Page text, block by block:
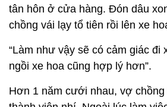
tân hôn ở cửa hàng. Đón dâu
chồng vái lạy tổ tiên rồi lên xe
“Làm như vậy sẽ có cảm giác đi
ngồi xe hoa cũng hợp lý hơn”.
Hơn 1 năm cưới nhau, vợ chồng